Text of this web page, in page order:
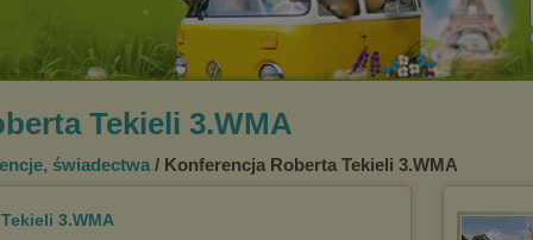
Tekieli 3.WMA
świadectwa / Konferencja Roberta Tekieli 3.WMA
3.WMA